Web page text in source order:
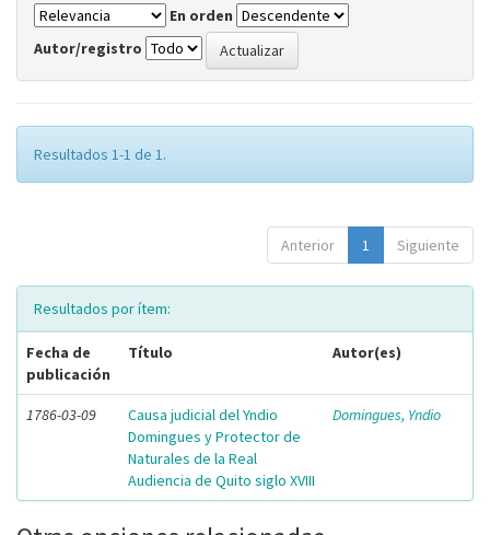
En orden
Autor/registro
Resultados 1-1 de 1.
Anterior 1 Siguiente
Resultados por ítem:
Fecha de
publicación
Título Autor(es)
1786-03-09
Causa judicial del Yndio
Domingues y Protector de
Naturales de la Real
Audiencia de Quito siglo XVIII
Domingues, Yndio